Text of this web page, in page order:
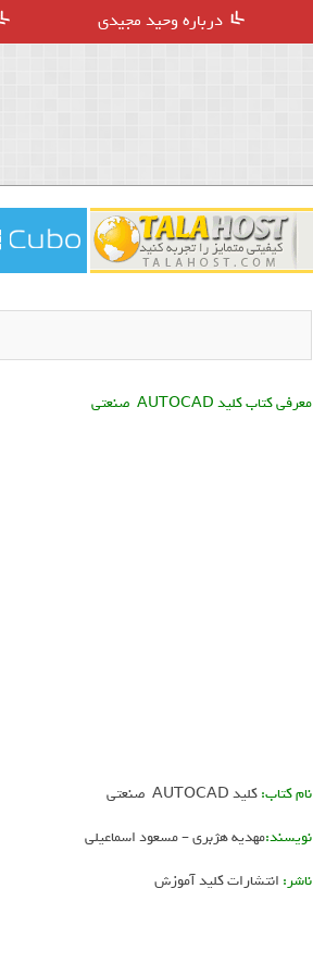
درباره وحید مجیدی
معرفی کتاب کلید AUTOCAD صنعتی
نام کتاب:کلید AUTOCAD صنعتی
نویسند:مهدیه هژبری – مسعود اسماعیلی
ناشر: انتشارات کلید آموزش